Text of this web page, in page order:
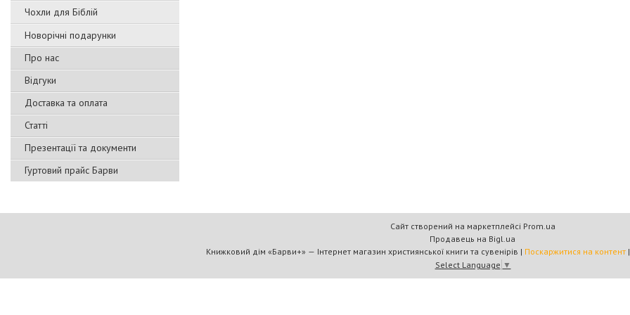
Чохли для Біблій
Новорічні подарунки
Про нас
Відгуки
Доставка та оплата
Статті
Презентації та документи
Гуртовий прайс Барви
Сайт створений на маркетплейсі Prom.ua
Продавець на Bigl.ua
Книжковий дім «Барви+» — Інтернет магазин християнської книги та сувенірів | Поскаржитися на контент |
Select Language ▼